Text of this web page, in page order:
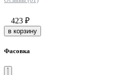
423 ₽
в корзину
Фасовка